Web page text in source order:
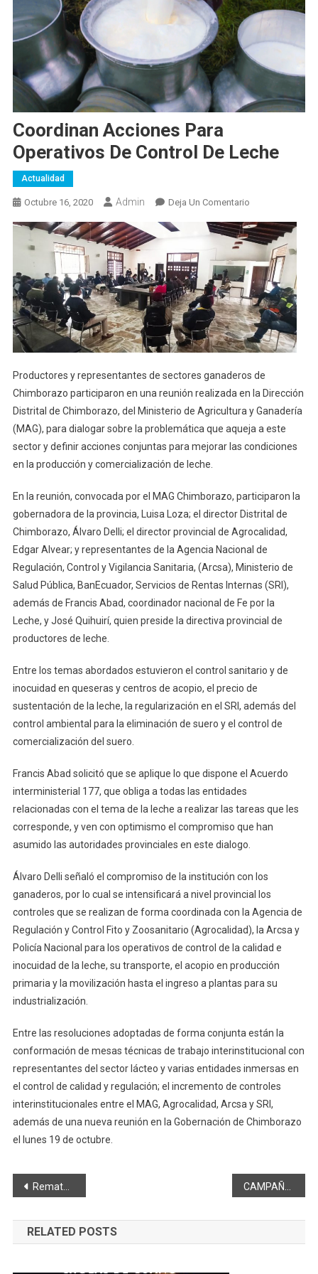
Coordinan Acciones Para
Operativos De Control De Leche
Actualidad
Octubre 16, 2020 Admin Deja Un ComentarioEn
Acciones
Operativos
De
Control
De
Leche
Productores y representantes de sectores ganaderos de
Chimborazo participaron en una reunión realizada en la Dirección
Distrital de Chimborazo, del Ministerio de Agricultura y Ganadería
(MAG), para dialogar sobre la problemática que aqueja a este
sector y definir acciones conjuntas para mejorar las condiciones
en la producción y comercialización de leche.
En la reunión, convocada por el MAG Chimborazo, participaron la
gobernadora de la provincia, Luisa Loza; el director Distrital de
Chimborazo, Álvaro Delli; el director provincial de Agrocalidad,
Edgar Alvear; y representantes de la Agencia Nacional de
Regulación, Control y Vigilancia Sanitaria, (Arcsa), Ministerio de
Salud Pública, BanEcuador, Servicios de Rentas Internas (SRI),
además de Francis Abad, coordinador nacional de Fe por la
Leche, y José Quihuirí, quien preside la directiva provincial de
productores de leche.
Entre los temas abordados estuvieron el control sanitario y de
inocuidad en queseras y centros de acopio, el precio de
sustentación de la leche, la regularización en el SRI, además del
control ambiental para la eliminación de suero y el control de
comercialización del suero.
Francis Abad solicitó que se aplique lo que dispone el Acuerdo
interministerial 177, que obliga a todas las entidades
relacionadas con el tema de la leche a realizar las tareas que les
corresponde, y ven con optimismo el compromiso que han
asumido las autoridades provinciales en este dialogo.
Álvaro Delli señaló el compromiso de la institución con los
ganaderos, por lo cual se intensificará a nivel provincial los
controles que se realizan de forma coordinada con la Agencia de
Regulación y Control Fito y Zoosanitario (Agrocalidad), la Arcsa y
Policía Nacional para los operativos de control de la calidad e
inocuidad de la leche, su transporte, el acopio en producción
primaria y la movilización hasta el ingreso a plantas para su
industrialización.
Entre las resoluciones adoptadas de forma conjunta están la
conformación de mesas técnicas de trabajo interinstitucional con
representantes del sector lácteo y varias entidades inmersas en
el control de calidad y regulación; el incremento de controles
interinstitucionales entre el MAG, Agrocalidad, Arcsa y SRI,
además de una nueva reunión en la Gobernación de Chimborazo
el lunes 19 de octubre.
Navegación
de
entradas
Remate de bienes tras cinco meses sin el tren
RELATED POSTS